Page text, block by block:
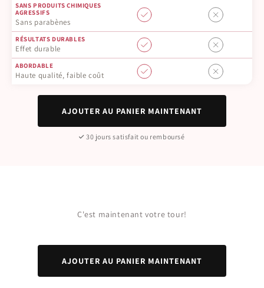
SANS PRODUITS CHIMIQUES
AGRESSIFS
Sans parabènes
RÉSULTATS DURABLES
Effet durable
ABORDABLE
Haute qualité, faible coût
AJOUTER AU PANIER MAINTENANT
30 jours satisfait ou remboursé
C'est maintenant votre tour!
AJOUTER AU PANIER MAINTENANT